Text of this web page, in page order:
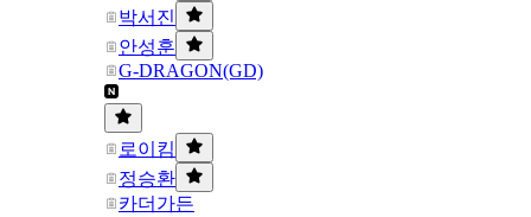
박서진
안성훈
G-DRAGON(GD)
로이킴
정승환
카더가든